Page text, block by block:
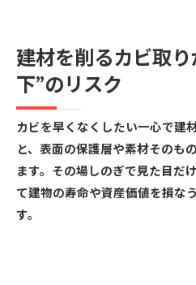
建材を削るカビ取
下”のリスク
カビを早くなくしたい一心で建
と、表面の保護層や素材そのも
ます。その場しのぎで見た目だ
て建物の寿命や資産価値を損な
す。